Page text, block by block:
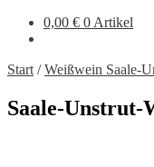
0,00 € 0 Artikel
Start /Weißwein Saale-
Saale-Unstrut-